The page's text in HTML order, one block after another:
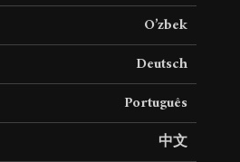
O’zbek
Deutsch
Português
中文